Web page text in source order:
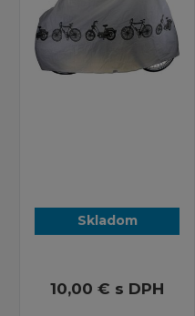
Skladom
10,00 € s DPH